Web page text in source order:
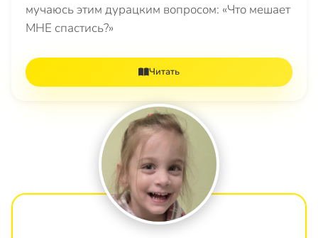
мучаюсь этим дурацким вопросом: «Что мешает
МНЕ спастись?»
Читать